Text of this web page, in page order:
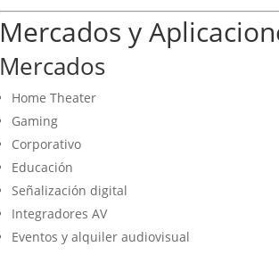
Mercados y
Mercados
Home Theater
Gaming
Corporativo
Educación
Señalización digital
Integradores AV
Eventos y alquiler audiovisual